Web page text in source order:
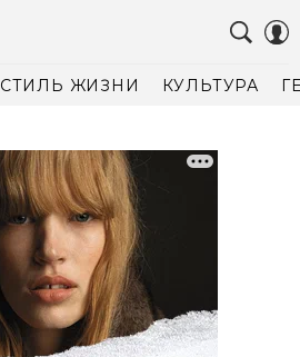
СТИЛЬ ЖИЗНИ КУЛЬТУРА